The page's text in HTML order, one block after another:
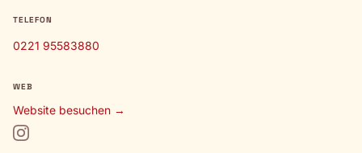
TELEFON
0221 95583880
WEB
Website besuchen →